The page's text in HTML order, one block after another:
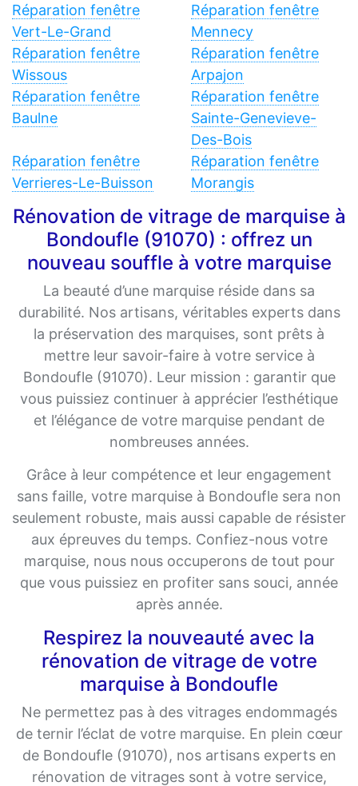
Réparation fenêtre
Vert-Le-Grand
Réparation fenêtre
Mennecy
Réparation fenêtre
Wissous
Réparation fenêtre
Arpajon
Réparation fenêtre
Baulne
Réparation fenêtre
Sainte-Genevieve-
Des-Bois
Réparation fenêtre
Verrieres-Le-Buisson
Réparation fenêtre
Morangis
Rénovation de vitrage de marquise à
Bondoufle (91070) : offrez un
nouveau souffle à votre marquise
La beauté d’une marquise réside dans sa
durabilité. Nos artisans, véritables experts dans
la préservation des marquises, sont prêts à
mettre leur savoir-faire à votre service à
Bondoufle (91070). Leur mission : garantir que
vous puissiez continuer à apprécier l’esthétique
et l’élégance de votre marquise pendant de
nombreuses années.
Grâce à leur compétence et leur engagement
sans faille, votre marquise à Bondoufle sera non
seulement robuste, mais aussi capable de résister
aux épreuves du temps. Confiez-nous votre
marquise, nous nous occuperons de tout pour
que vous puissiez en profiter sans souci, année
après année.
Respirez la nouveauté avec la
rénovation de vitrage de votre
marquise à Bondoufle
Ne permettez pas à des vitrages endommagés
de ternir l’éclat de votre marquise. En plein cœur
de Bondoufle (91070), nos artisans experts en
rénovation de vitrages sont à votre service,